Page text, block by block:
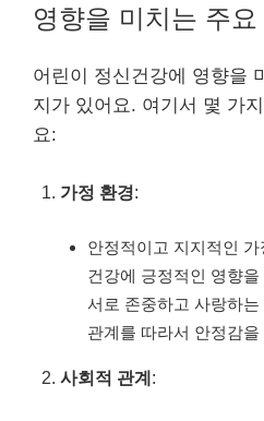
영향을 미치는 주
어린이 정신건강에 영향을
지가 있어요. 여기서 몇 가
요:
가정 환경:
안정적이고 지지적인
건강에 긍정적인 영향
서로 존중하고 사랑하
관계를 따라서 안정감을
사회적 관계: